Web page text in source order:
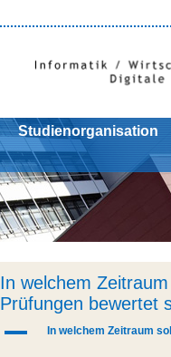
Studienorganisation
In welchem
Prüfungen bewertet
A In welchem Zeitraum